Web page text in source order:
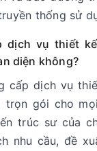
thống sử
dịch vụ thiết
diện không?
cấp dịch vụ
trọn gói cho
trúc sư của
nhu cầu, đề